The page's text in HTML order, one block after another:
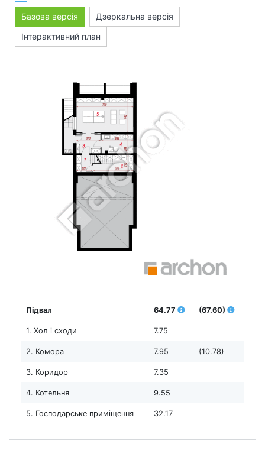
Базова версія
Дзеркальна версія
Інтерактивний план
Підвал 64.77 (67.60)
1. Хол і сходи 7.75
2. Комора 7.95 (10.78)
3. Коридор 7.35
4. Котельня 9.55
5. Господарське приміщення 32.17